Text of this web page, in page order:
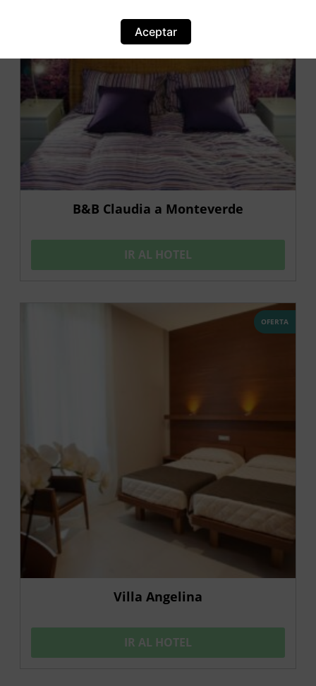
B&B Claudia a Monteverde
IR AL HOTEL
OFERTA
Villa Angelina
IR AL HOTEL
Aceptar